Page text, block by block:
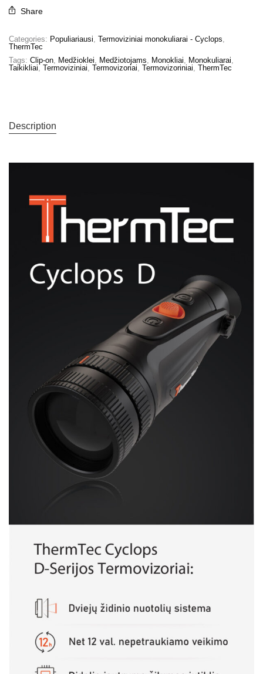
Share
Categories: Populiariausi, Termoviziniai monokuliarai - Cyclops,
ThermTec
Tags: Clip-on, Medžioklei, Medžiotojams, Monokliai, Monokuliarai,
Taikikliai, Termoviziniai, Termovizoriai, Termovizoriniai, ThermTec
Description